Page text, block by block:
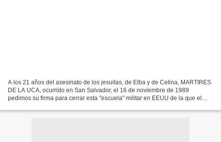
A los 21 años del asesinato de los jesuitas, de Elba y de Celina, MARTIRES
DE LA UCA, ocurrido en San Salvador, el 16 de noviembre de 1989
pedimos su firma para cerrar esta "escuela" militar en EEUU de la que el